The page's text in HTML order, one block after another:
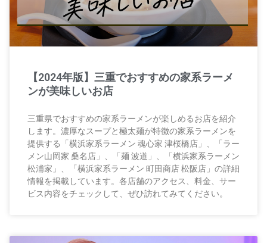
【2024年版】三重でおすすめの家系ラーメ
ンが美味しいお店
三重県でおすすめの家系ラーメンが楽しめるお店を紹介
します。濃厚なスープと極太麺が特徴の家系ラーメンを
提供する「横浜家系ラーメン 魂心家 津桜橋店」、「ラー
メン山岡家 桑名店」、「麺 波道」、「横浜家系ラーメン
松浦家」、「横浜家系ラーメン 町田商店 松阪店」の詳細
情報を掲載しています。各店舗のアクセス、料金、サー
ビス内容をチェックして、ぜひ訪れてみてください。